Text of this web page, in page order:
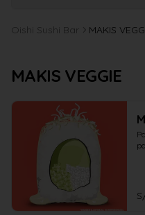
Oishi Sushi Bar MAKIS
MAKIS VEGGIE